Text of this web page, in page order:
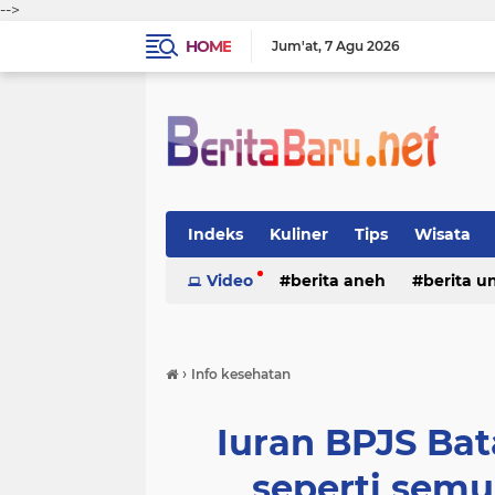
-->
HOME
Jum'at 7 Agu 2026
Indeks Kuliner Tips Wisata
Video berita aneh berita
› Info kesehatan
Iuran BPJS